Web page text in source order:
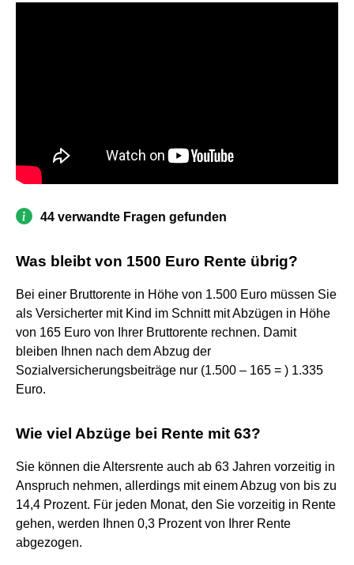
44 verwandte Fragen gefunden
Was bleibt von 1500 Euro Rente übrig?
Bei einer Bruttorente in Höhe von 1.500 Euro müssen Sie
als Versicherter mit Kind im Schnitt mit Abzügen in Höhe
von 165 Euro von Ihrer Bruttorente rechnen. Damit
bleiben Ihnen nach dem Abzug der
Sozialversicherungsbeiträge nur (1.500 – 165 = ) 1.335
Euro.
Wie viel Abzüge bei Rente mit 63?
Sie können die Altersrente auch ab 63 Jahren vorzeitig in
Anspruch nehmen, allerdings mit einem Abzug von bis zu
14,4 Prozent. Für jeden Monat, den Sie vorzeitig in Rente
gehen, werden Ihnen 0,3 Prozent von Ihrer Rente
abgezogen.